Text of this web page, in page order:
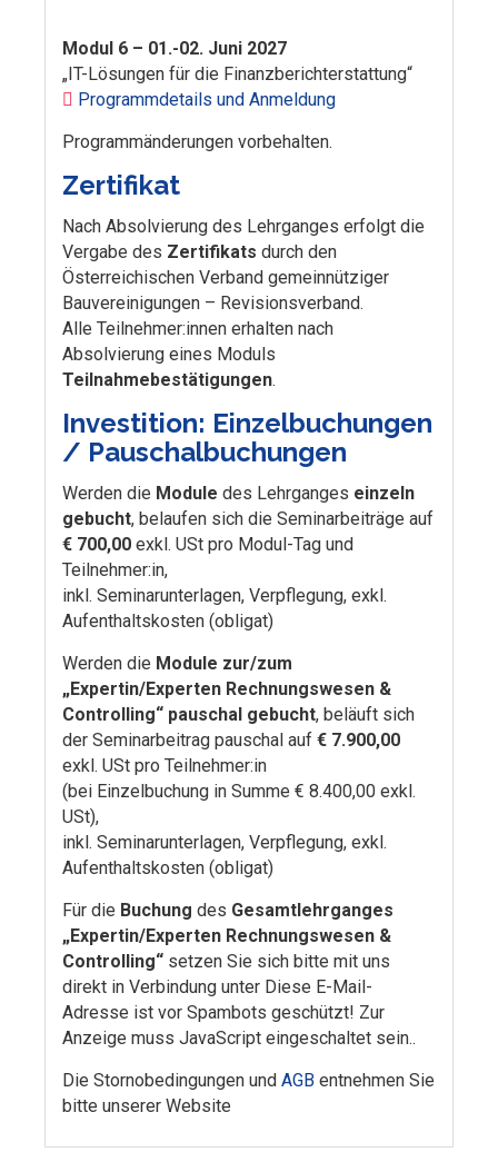
Modul 6 – 01.-02. Juni 2027
„IT-Lösungen für die Finanzberichterstattung“
Programmdetails und Anmeldung
Programmänderungen vorbehalten.
Zertifikat
Nach Absolvierung des Lehrganges erfolgt die
Vergabe des Zertifikats durch den
Österreichischen Verband gemeinnütziger
Bauvereinigungen – Revisionsverband.
Alle Teilnehmer:innen erhalten nach
Absolvierung eines Moduls
Teilnahmebestätigungen.
Investition: Einzelbuchungen
/ Pauschalbuchungen
Werden die Module des Lehrganges einzeln
gebucht, belaufen sich die Seminarbeiträge auf
€ 700,00 exkl. USt pro Modul-Tag und
Teilnehmer:in,
inkl. Seminarunterlagen, Verpflegung, exkl.
Aufenthaltskosten (obligat)
Werden die Module zur/zum
„Expertin/Experten Rechnungswesen &
Controlling“ pauschal gebucht, beläuft sich
der Seminarbeitrag pauschal auf € 7.900,00
exkl. USt pro Teilnehmer:in
(bei Einzelbuchung in Summe € 8.400,00 exkl.
USt),
inkl. Seminarunterlagen, Verpflegung, exkl.
Aufenthaltskosten (obligat)
Für die Buchung des Gesamtlehrganges
„Expertin/Experten Rechnungswesen &
Controlling“ setzen Sie sich bitte mit uns
direkt in Verbindung unter Diese E-Mail-
Adresse ist vor Spambots geschützt! Zur
Anzeige muss JavaScript eingeschaltet sein..
Die Stornobedingungen und AGB entnehmen Sie
bitte unserer Website